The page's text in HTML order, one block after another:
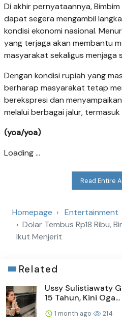
Di akhir pernyataannya,
dapat segera mengambil
kondisi ekonomi nasional.
yang terjaga akan membantu
masyarakat sekaligus menjaga
Dengan kondisi rupiah yang
berharap masyarakat tetap
berekspresi dan
melalui berbagai jalur, termasuk
(yoa/yoa)
Loading ...
Read Entire
Homepage
Entertainment
Dolar Tembus Rp18 Ribu,
Ikut Menjerit
Related
Ussy Sulistiawaty
15 Tahun, Kini Oga...
1 month ago 214